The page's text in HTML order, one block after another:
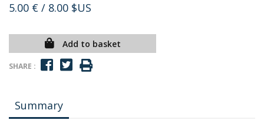
5.00 € / 8.00 $US
Add to basket
SHARE :
Summary